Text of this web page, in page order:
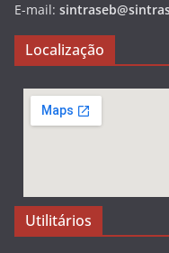
E-mail:
Localização
Utilitários